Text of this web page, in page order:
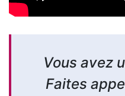
Vous avez
Faites